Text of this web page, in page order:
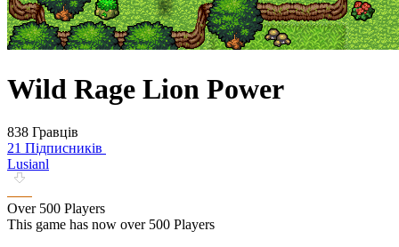
Wild Rage Lion Power
838 Гравців
21 Підписників
Lusianl
Over 500 Players
This game has now over 500 Players